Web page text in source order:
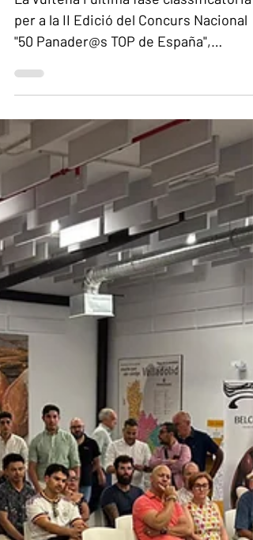
La vuitena i última fase classificatòria
per a la II Edició del Concurs Nacional
organitzada per Panatics i Pan de
de Santo Domingo, a La Laguna
(Tenerife).